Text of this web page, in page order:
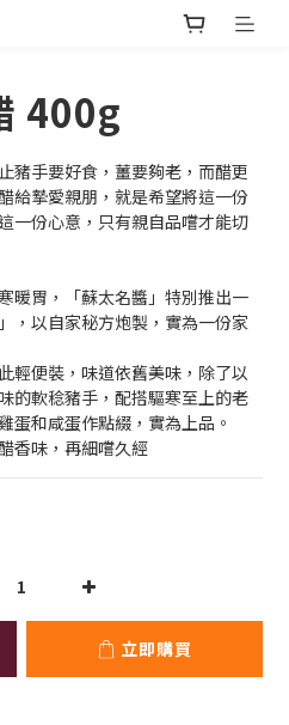
400g
豬手要好食，薑要夠老，而醋更
給摯愛親朋，就是希望將這一份
一份心意，只有親自品嚐才能切
暖胃，「蘇太名醬」特別推出一
，以自家秘方炮製，實為一份家
輕便裝，味道依舊美味，除了以
的軟稔豬手，配搭驅寒至上的老
蛋和咸蛋作點綴，實為上品。
香味，再細嚐久經
立即購買